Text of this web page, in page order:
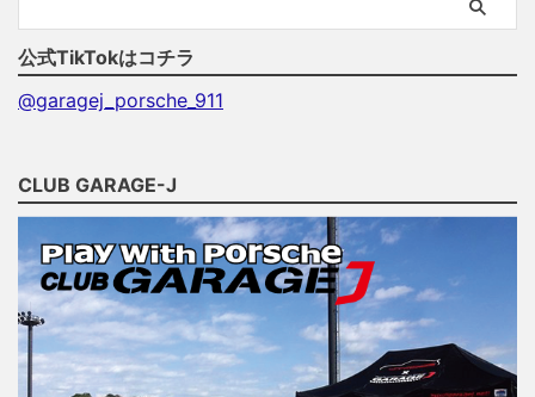
公式TikTokはコチラ
@garagej_porsche_911
CLUB GARAGE-J